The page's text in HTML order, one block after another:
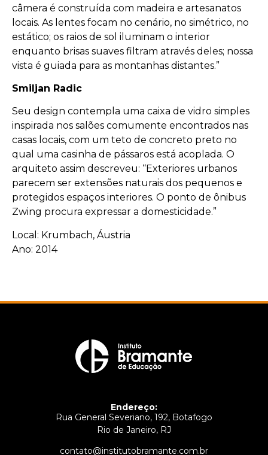
câmera é construída com madeira e artesanatos
locais. As lentes focam no cenário, no simétrico, no
estático; os raios de sol iluminam o interior
enquanto brisas suaves filtram através deles; nossa
vista é guiada para as montanhas distantes.”
Smiljan Radic
Seu design contempla uma caixa de vidro simples
inspirada nos salões comumente encontrados nas
casas locais, com um teto de concreto preto no
qual uma casinha de pássaros está acoplada. O
arquiteto assim descreveu: “Exteriores urbanos
parecem ser extensões naturais dos pequenos e
protegidos espaços interiores. O ponto de ônibus
Zwing procura expressar a domesticidade.”
Local: Krumbach, Áustria
Ano: 2014
Endereço:
Rua General Severiano, 192, Botafogo
Rio de Janeiro, RJ
contato@institutobramante.com.br